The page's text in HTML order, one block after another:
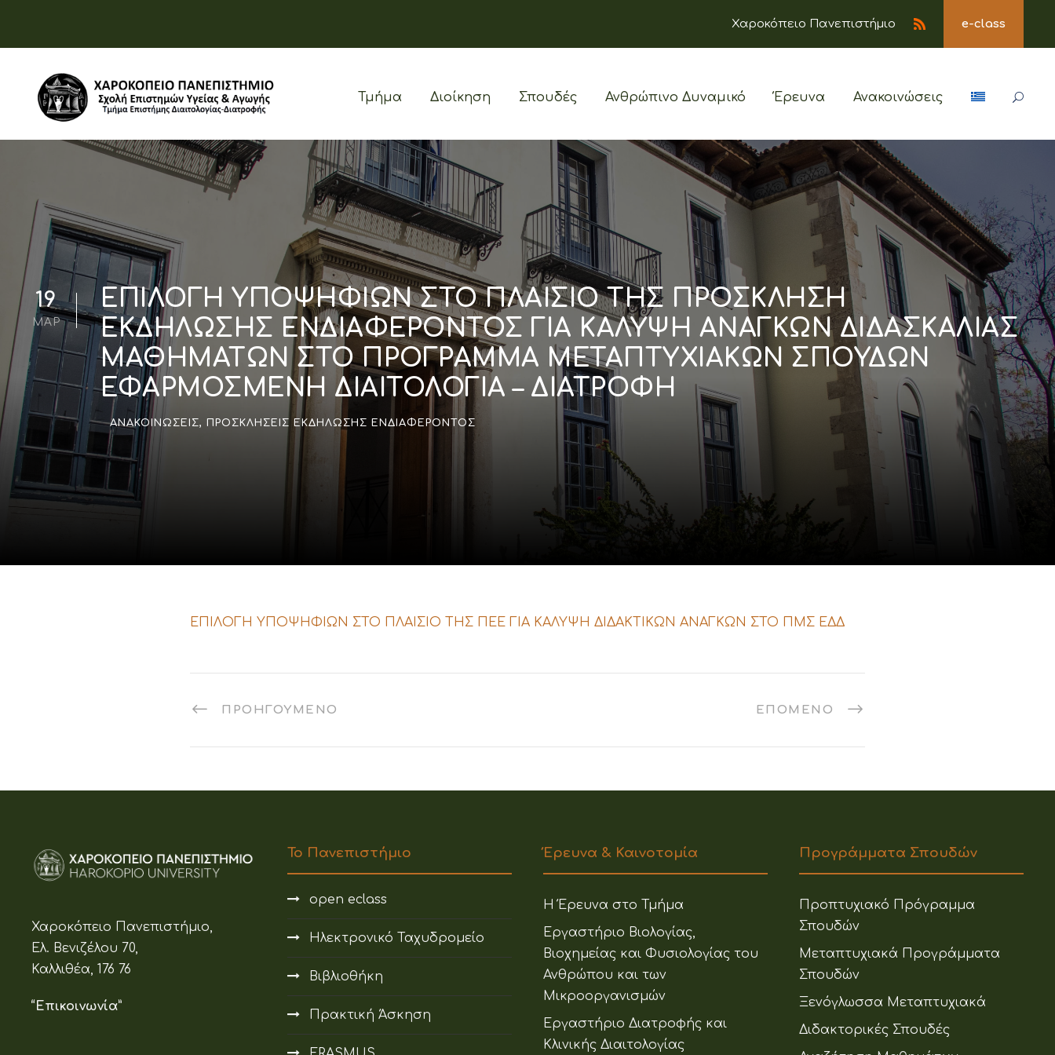
Χαροκόπειο Πανεπιστήμιο e-class
Τμήμα Διοίκηση Σπουδές Ανθρώπινο Δυναμικό Έρευνα Ανακοινώσεις
19
ΜΑΡ
ΕΠΙΛΟΓΗ ΥΠΟΨΗΦΙΩΝ ΣΤΟ ΠΛΑΙΣΙΟ ΤΗΣ ΠΡΟΣΚΛΗΣΗ
ΕΚΔΗΛΩΣΗΣ ΕΝΔΙΑΦΕΡΟΝΤΟΣ ΓΙΑ ΚΑΛΥΨΗ ΑΝΑΓΚΩΝ ΔΙΔΑΣΚΑΛΙΑΣ
ΜΑΘΗΜΑΤΩΝ ΣΤΟ ΠΡΟΓΡΑΜΜΑ ΜΕΤΑΠΤΥΧΙΑΚΩΝ ΣΠΟΥΔΩΝ
ΕΦΑΡΜΟΣΜΕΝΗ ΔΙΑΙΤΟΛΟΓΙΑ – ΔΙΑΤΡΟΦΗ
ΑΝΑΚΟΙΝΏΣΕΙΣ, ΠΡΟΣΚΛΉΣΕΙΣ ΕΚΔΉΛΩΣΗΣ ΕΝΔΙΑΦΈΡΟΝΤΟΣ
ΕΠΙΛΟΓΗ ΥΠΟΨΗΦΙΩΝ ΣΤΟ ΠΛΑΙΣΙΟ ΤΗΣ ΠΕΕ ΓΙΑ ΚΑΛΥΨΗ ΔΙΔΑΚΤΙΚΩΝ ΑΝΑΓΚΩΝ ΣΤΟ ΠΜΣ ΕΔΔ
ΠΡΟΗΓΟΎΜΕΝΟ ΕΠΌΜΕΝΟ
Χαροκόπειο Πανεπιστήμιο,
Ελ. Βενιζέλου 70,
Καλλιθέα, 176 76
“Επικοινωνία”
Το Πανεπιστήμιο
open eclass
Ηλεκτρονικό Ταχυδρομείο
Βιβλιοθήκη
Πρακτική Άσκηση
Έρευνα & Καινοτομία
Η Έρευνα στο Τμήμα
Εργαστήριο Βιολογίας,
Βιοχημείας και Φυσιολογίας του
Ανθρώπου και των
Μικροοργανισμών
Εργαστήριο Διατροφής και
Κλινικής Διαιτολογίας
Προγράμματα Σπουδών
Προπτυχιακό Πρόγραμμα
Σπουδών
Μεταπτυχιακά Προγράμματα
Σπουδών
Ξενόγλωσσα Μεταπτυχιακά
Διδακτορικές Σπουδές